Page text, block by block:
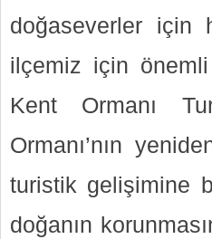
doğaseverler için
ilçemiz için
Kent Ormanı
Ormanı’nın
turistik gelişimine
doğanın